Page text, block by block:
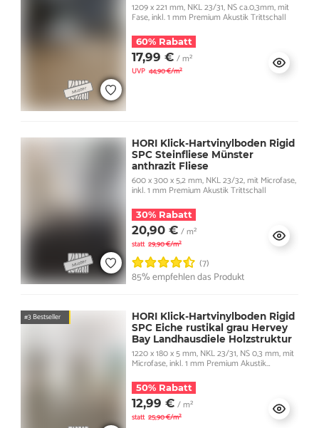
1209 x 221 mm, NKL 23/31, NS ca.0,3mm, mit
Fase, inkl. 1 mm Premium Akustik Trittschall
60% Rabatt
17,99 € / m²
UVP 44,90 €/m²
HORI Klick-Hartvinylboden Rigid
SPC Steinfliese Münster
anthrazit Fliese
600 x 300 x 5,2 mm, NKL 23/32, mit Microfase,
inkl. 1 mm Premium Akustik Trittschall
30% Rabatt
20,90 € / m²
statt 29,90 €/m²
(7)
85% empfehlen das Produkt
#3 Bestseller
HORI Klick-Hartvinylboden Rigid
SPC Eiche rustikal grau Hervey
Bay Landhausdiele Holzstruktur
1220 x 180 x 5 mm, NKL 23/31, NS 0,3 mm, mit
Microfase, inkl. 1 mm Premium Akustik
50% Rabatt
12,99 € / m²
statt 25,90 €/m²